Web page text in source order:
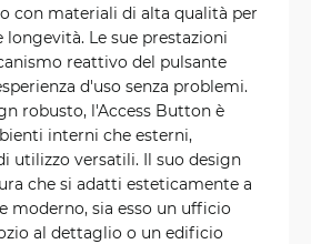
con materiali di alta qualità per
Le sue prestazioni
reattivo del pulsante
d'uso senza problemi.
robusto, l'Access Button è
interni che esterni,
utilizzo versatili. Il suo design
che si adatti esteticamente a
moderno, sia esso un ufficio
al dettaglio o un edificio